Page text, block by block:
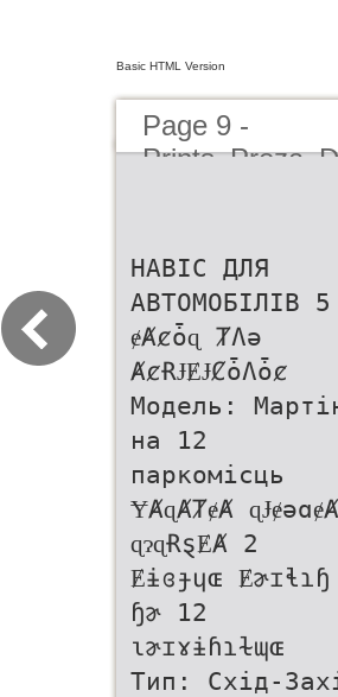
Basic HTML Version
Page 9 -
НАВІС ДЛЯ
АВТОМОБІЛІВ 5
ɇȺȼȱɋ ȾɅə
ȺȼɌɈɆɈȻȱɅȱȼ
Модель:
на 12
паркомісць
ɎȺɋȺȾɇȺ ɋɈɇəɑɇȺ
ɋɂɋɌȿɆȺ 2
Ɇɨɞɟɥɶ Ɇɚɪɬɿɧ
ɧɚ 12
ɩɚɪɤɨɦɿɫɰɶ
Тип: Схід-